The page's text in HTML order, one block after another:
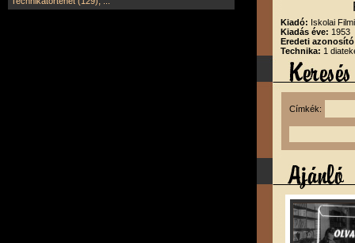
Kiadó: Iskolai
Kiadás éve: 1953
Eredeti
Technika: 1
Címkék: